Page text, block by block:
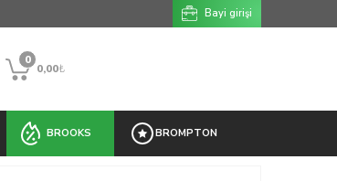
Bayi girişi
0,00₺
0
BROOKS BROMPTON